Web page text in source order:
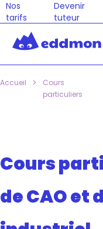
Nos
tarifs
Devenir
tuteur
Accueil >
Cours
particuliers
Cours
de CAO et